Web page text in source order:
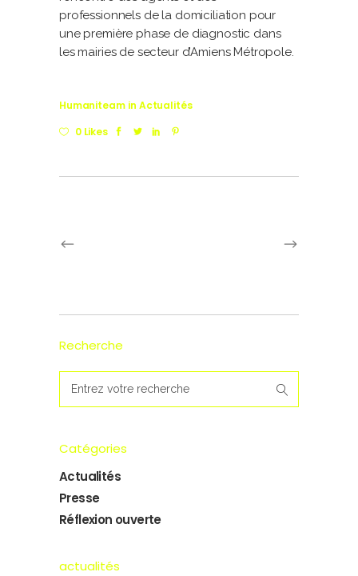
professionnels de la domiciliation pour
une première phase de diagnostic dans
les mairies de secteur d’Amiens Métropole.
Humaniteam in Actualités
0 Likes
Recherche
for:
Catégories
Actualités
Presse
Réflexion ouverte
actualités